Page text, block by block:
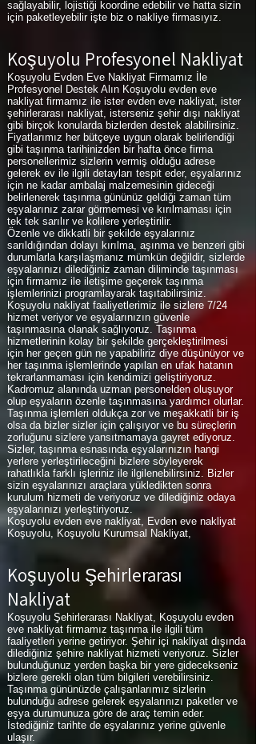
sağlayabilir, lojistiği koordine edebilir ve hatta sizin
için paketleyebilir işte biz o nakliye firmasıyız.
Koşuyolu Profesyonel Nakliyat
Koşuyolu Evden Eve Nakliyat Firmamız İle
Profesyonel Destek Alın Koşuyolu evden eve
nakliyat firmamız ile ister evden eve nakliyat, ister
şehirlerarası nakliyat, isterseniz şehir dışı nakliyat
gibi birçok konularda bizlerden destek alabilirsiniz.
Fiyatlarımız her bütçeye uygun olarak belirlendiği
gibi taşınma tarihinizden bir hafta önce firma
personellerimiz sizlerin vermiş olduğu adrese
gelerek ev ile ilgili detayları tespit eder, eşyalarınız
için ne kadar ambalaj malzemesinin gideceği
belirlenerek taşınma gününüz geldiği zaman tüm
eşyalarınız zarar görmemesi ve kırılmaması için
tek tek sarılır ve kolilere yerleştirilir.
Özenle ve dikkatli bir şekilde eşyalarınız
sarıldığından dolayı kırılma, aşınma ve benzeri gibi
durumlarla karşılaşmanız mümkün değildir, sizlerde
eşyalarınızı dilediğiniz zaman diliminde taşınması
için firmamız ile iletişime geçerek taşınma
işlemlerinizi programlayarak taşıtabilirsiniz.
Koşuyolu nakliyat faaliyetlerimiz ile sizlere 7/24
hizmet veriyor ve eşyalarınızın güvenle
taşınmasına olanak sağlıyoruz. Taşınma
hizmetlerinin kolay bir şekilde gerçekleştirilmesi
için her geçen gün ne yapabiliriz diye düşünüyor ve
her taşınma işlemlerinde yapılan en ufak hatanın
tekrarlanmaması için kendimizi geliştiriyoruz.
Kadromuz alanında uzman personelden oluşuyor
olup eşyaların özenle taşınmasına yardımcı olurlar.
Taşınma işlemleri oldukça zor ve meşakkatli bir iş
olsa da bizler sizler için çalışıyor ve bu süreçlerin
zorluğunu sizlere yansıtmamaya gayret ediyoruz.
Sizler, taşınma esnasında eşyalarınızın hangi
yerlere yerleştirileceğini bizlere söyleyerek
rahatlıkla farklı işleriniz ile ilgilenebilirsiniz. Bizler
sizin eşyalarınızı araçlara yükledikten sonra
kurulum hizmeti de veriyoruz ve dilediğiniz odaya
eşyalarınızı yerleştiriyoruz.
Koşuyolu evden eve nakliyat, Evden eve nakliyat
Koşuyolu, Koşuyolu Kurumsal Nakliyat,
Koşuyolu Şehirlerarası
Nakliyat
Koşuyolu Şehirlerarası Nakliyat, Koşuyolu evden
eve nakliyat firmamız taşınma ile ilgili tüm
faaliyetleri yerine getiriyor. Şehir içi nakliyat dışında
dilediğiniz şehire nakliyat hizmeti veriyoruz. Sizler
bulunduğunuz yerden başka bir yere gidecekseniz
bizlere gerekli olan tüm bilgileri verebilirsiniz.
Taşınma gününüzde çalışanlarımız sizlerin
bulunduğu adrese gelerek eşyalarınızı paketler ve
eşya durumunuza göre de araç temin eder.
İstediğiniz tarihte de eşyalarınız yerine güvenle
ulaşır.